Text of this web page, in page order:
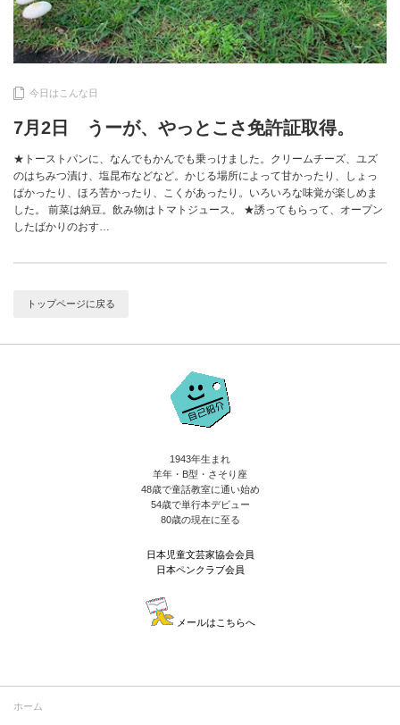
今日はこんな日
7月2日 うーが、やっとこさ免許証取得。
★トーストパンに、なんでもかんでも乗っけました。クリームチーズ、ユズ
のはちみつ漬け、塩昆布などなど。かじる場所によって甘かったり、しょっ
ぱかったり、ほろ苦かったり、こくがあったり。いろいろな味覚が楽しめま
した。 前菜は納豆。飲み物はトマトジュース。 ★誘ってもらって、オープン
したばかりのおす…
トップページに戻る
1943年生まれ
羊年・B型・さそり座
48歳で童話教室に通い始め
54歳で単行本デビュー
80歳の現在に至る
日本児童文芸家協会会員
日本ペンクラブ会員
メールはこちらへ
ホーム